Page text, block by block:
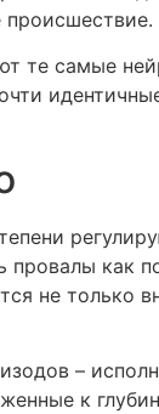
происшествие.
те самые
как
не
–
к